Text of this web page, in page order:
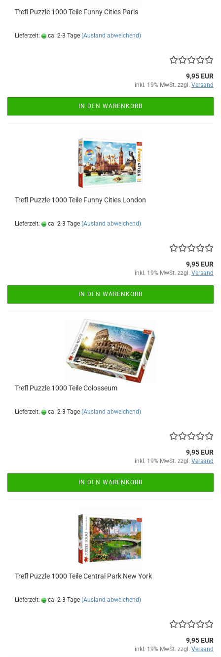
Trefl Puz­zle 1000 Teile Funny Ci­ties Paris
Lieferzeit: ca. 2-3 Tage (Ausland abweichend)
9,95 EUR
inkl. 19% MwSt. zzgl. Versand
IN DEN WARENKORB
Trefl Puz­zle 1000 Teile Funny Ci­ties Lon­don
Lieferzeit: ca. 2-3 Tage (Ausland abweichend)
9,95 EUR
inkl. 19% MwSt. zzgl. Versand
IN DEN WARENKORB
Trefl Puz­zle 1000 Teile Co­los­se­um
Lieferzeit: ca. 2-3 Tage (Ausland abweichend)
9,95 EUR
inkl. 19% MwSt. zzgl. Versand
IN DEN WARENKORB
Trefl Puz­zle 1000 Teile Cen­tral Park New York
Lieferzeit: ca. 2-3 Tage (Ausland abweichend)
9,95 EUR
inkl. 19% MwSt. zzgl. Versand